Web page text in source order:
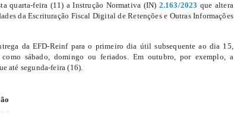
quarta-feira (11) a Instrução Normativa (IN) 2.163/2023 que altera
da Escrituração Fiscal Digital de Retenções e Outras Informações
da EFD-Reinf para o primeiro dia útil subsequente ao dia 15,
sábado, domingo ou feriados. Em outubro, por exemplo, a
até segunda-feira (16).